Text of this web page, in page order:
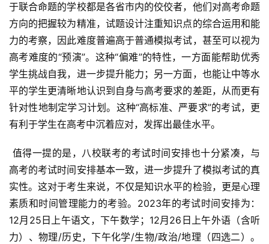
于联合命题的学校都是各省市内的佼佼者，他们对高考命题
方向的把握较为精准，试题设计注重知识点的综合运用和能
力的考察，因此难度普遍高于普通模拟考试，甚至可以视为
高考难度的“预演”。这种“偏难”的特性，一方面能帮助优秀
学生挑战自我，进一步提升能力；另一方面，也能让中等水
平的学生更清晰地认识到自身与高考要求的差距，从而更有
针对性地制定学习计划。这种“高标准、严要求”的考试，更
有利于学生在高考中沉着应对，发挥出最佳水平。
高考的考试时间安排基本一致，进一步提升了模拟考试的真
实性。这对于考生来说，不仅是知识水平的检验，更是心理
素质和时间管理能力的考验。2023年的考试时间安排为：
12月25日上午语文，下午数学；12月26日上午外语（含听
力）、物理/历史，下午化学/生物/政治/地理（四选二）。